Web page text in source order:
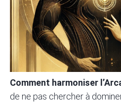
Comment harmoniser
de ne pas chercher à